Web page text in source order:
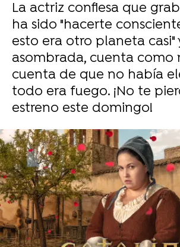
La actriz confiesa que
ha sido "hacerte
esto era otro planeta casi"
asombrada, cuenta como
cuenta de que no había
todo era fuego. ¡No te
estreno este domingo!
Carmen Marar | Carmen Pardo
Publicado: 24 de abril de 2024, 13:48